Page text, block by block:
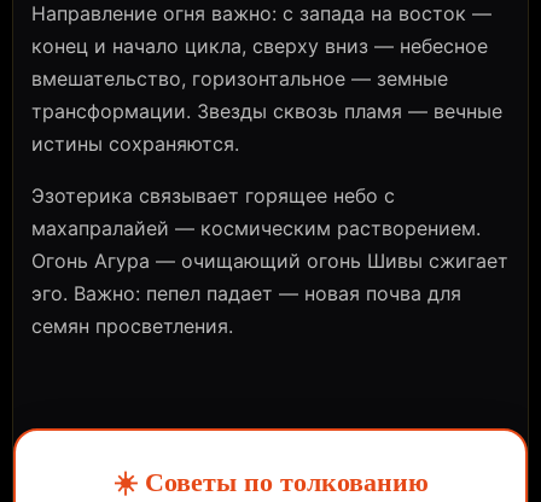
Направление огня важно: с запада на восток —
конец и начало цикла, сверху вниз — небесное
вмешательство, горизонтальное — земные
трансформации. Звезды сквозь пламя — вечные
истины сохраняются.
Эзотерика связывает горящее небо с
махапралайей — космическим растворением.
Огонь Агура — очищающий огонь Шивы сжигает
эго. Важно: пепел падает — новая почва для
семян просветления.
☀️ Советы по толкованию